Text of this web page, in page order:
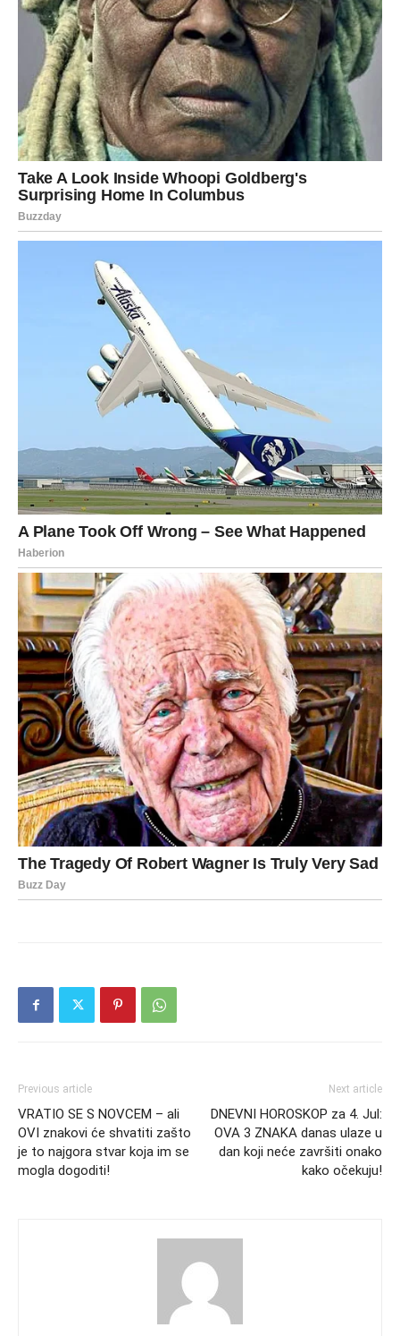
Previous article
VRATIO SE S NOVCEM – ali
OVI znakovi će shvatiti zašto
je to najgora stvar koja im se
mogla dogoditi!
Next article
DNEVNI HOROSKOP za 4. Jul:
OVA 3 ZNAKA danas ulaze u
dan koji neće završiti onako
kako očekuju!